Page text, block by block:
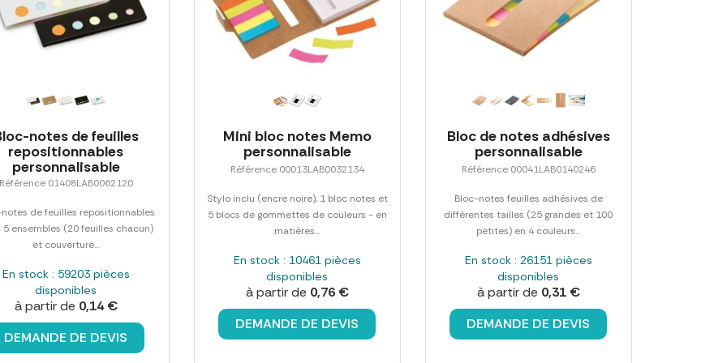
notes de feuilles
repositionnables
personnalisable
Référence 01408LAB0062120
de feuilles repositionnables
5 ensembles (20 feuilles chacun)
et couverture...
En stock : 59203 pièces
disponibles
à partir de 0,14 €
DEMANDE DE DEVIS
Mini bloc notes Memo
personnalisable
Référence 00013LAB0032134
Stylo inclu (encre noire), 1 bloc notes et
5 blocs de gommettes de couleurs - en
matières...
En stock : 10461 pièces
disponibles
à partir de 0,76 €
DEMANDE DE DEVIS
Bloc de notes adhésives
personnalisable
Référence 00041LAB0140246
Bloc-notes feuilles adhésives de
différentes tailles (25 grandes et 100
petites) en 4 couleurs...
En stock : 26151 pièces
disponibles
à partir de 0,31 €
DEMANDE DE DEVIS